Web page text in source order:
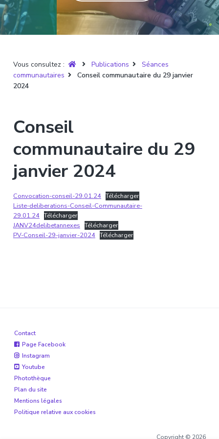
t
o
p
r
i
a
g
e
T
r
u
y
è
Vous consultez : Publications
Séances
communautaires
Conseil communautaire du 29 janvier
2024
Conseil
communautaire du 29
janvier 2024
Convocation-conseil-29.01.24 Télécharger
Liste-deliberations-Conseil-Communautaire-
29.01.24 Télécharger
JANV24delibetannexes Télécharger
PV-Conseil-29-janvier-2024 Télécharger
Contact
Page Facebook
Instagram
Youtube
Photothèque
Plan du site
Mentions légales
Politique relative aux cookies
Copyright © 2026